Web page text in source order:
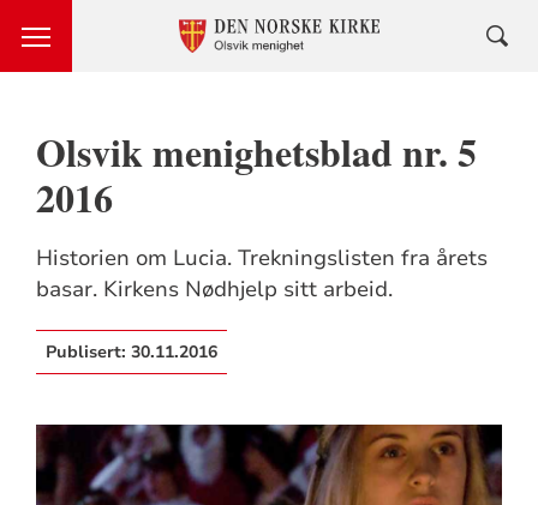
Olsvik menighetsblad nr. 5
2016
Historien om Lucia. Trekningslisten fra årets
basar. Kirkens Nødhjelp sitt arbeid.
Publisert: 30.11.2016